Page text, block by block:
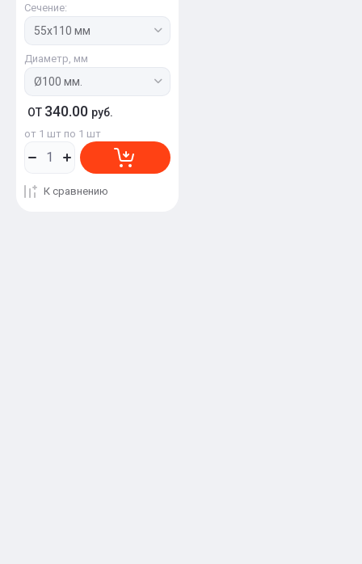
Сечение:
Диаметр, мм
ОТ 340.00 руб.
от 1 шт по 1 шт
К сравнению